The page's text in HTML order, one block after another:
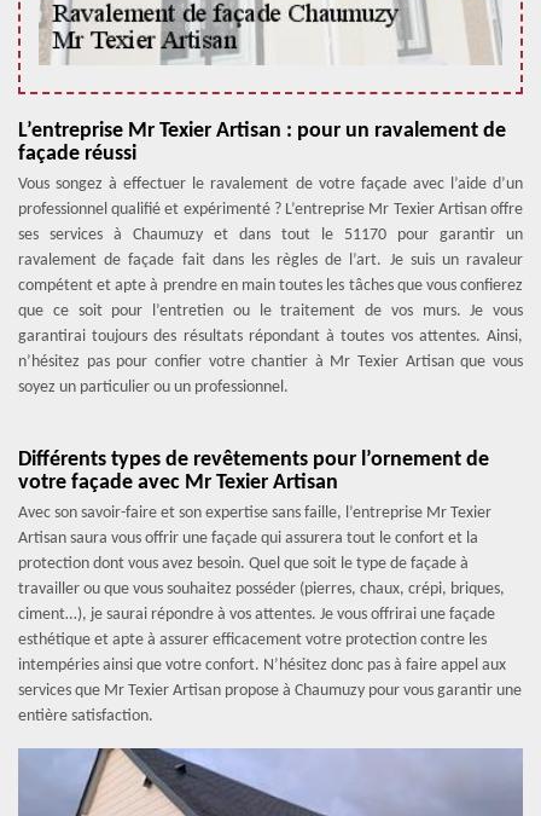
L’entreprise Mr Texier Artisan : pour un ravalement de
façade réussi
Vous songez à effectuer le ravalement de votre façade avec l’aide d’un
professionnel qualifié et expérimenté ? L’entreprise Mr Texier Artisan offre
ses services à Chaumuzy et dans tout le 51170 pour garantir un
ravalement de façade fait dans les règles de l’art. Je suis un ravaleur
compétent et apte à prendre en main toutes les tâches que vous confierez
que ce soit pour l’entretien ou le traitement de vos murs. Je vous
garantirai toujours des résultats répondant à toutes vos attentes. Ainsi,
n’hésitez pas pour confier votre chantier à Mr Texier Artisan que vous
soyez un particulier ou un professionnel.
Différents types de revêtements pour l’ornement de
votre façade avec Mr Texier Artisan
Avec son savoir-faire et son expertise sans faille, l’entreprise Mr Texier
Artisan saura vous offrir une façade qui assurera tout le confort et la
protection dont vous avez besoin. Quel que soit le type de façade à
travailler ou que vous souhaitez posséder (pierres, chaux, crépi, briques,
ciment…), je saurai répondre à vos attentes. Je vous offrirai une façade
esthétique et apte à assurer efficacement votre protection contre les
intempéries ainsi que votre confort. N’hésitez donc pas à faire appel aux
services que Mr Texier Artisan propose à Chaumuzy pour vous garantir une
entière satisfaction.